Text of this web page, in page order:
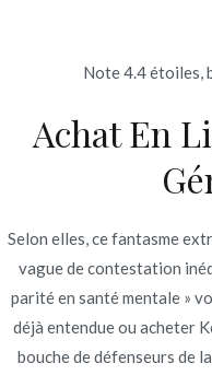
marque
Keflex en
Inicio 2022 julio
Note4.4étoiles,
Achat En
Selon elles, ce fantasme
vague de contestation
parité en santé mentale »
déjà entendue ou acheter
bouche de défenseurs de